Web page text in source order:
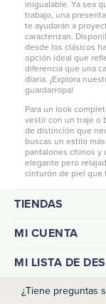
inigualable. Ya sea
trabajo, una
te ayudarán a
caracterizan.
desde los clásicos
opción ideal que
diferencia que una
diaria. ¡Explora
guardarropa!
Para un look
vestir con un traje o
de distinción que
buscas un estilo
pantalones chinos y
elegante pero
cinturón de piel que
TIENDAS
MI CUENTA
MI LISTA DE
¿Tiene preguntas